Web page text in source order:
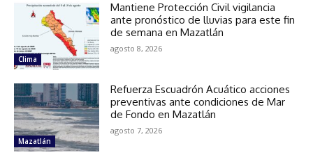
Clima
Mantiene Protección Civil vigilancia
ante pronóstico de lluvias para este fin
de semana en Mazatlán
agosto 8, 2026
Mazatlán
Refuerza Escuadrón Acuático acciones
preventivas ante condiciones de Mar
de Fondo en Mazatlán
agosto 7, 2026